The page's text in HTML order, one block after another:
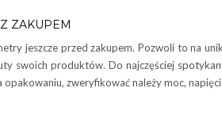
ZAKUPEM
jeszcze przed zakupem. Pozwoli to na
swoich produktów. Do najczęściej
zweryfikować należy moc,